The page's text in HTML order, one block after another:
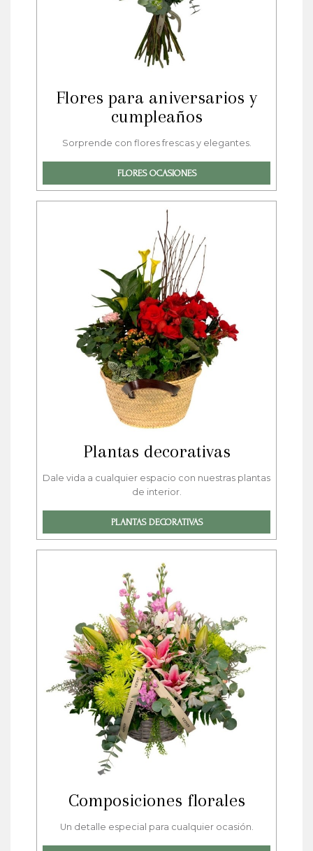
Flores para aniversarios y
cumpleaños
Sorprende con flores frescas y elegantes.
FLORES OCASIONES
Plantas decorativas
Dale vida a cualquier espacio con nuestras plantas
de interior.
PLANTAS DECORATIVAS
Composiciones florales
Un detalle especial para cualquier ocasión.